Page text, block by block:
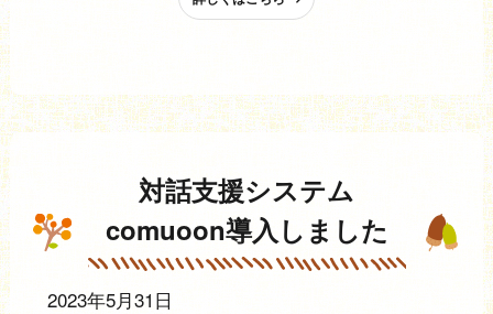
対話支援システム
comuoon導入しました
2023年5月31日